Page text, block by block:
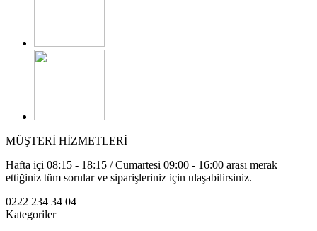
MÜŞTERİ HİZMETLERİ
Hafta içi 08:15 - 18:15 / Cumartesi 09:00 - 16:00 arası merak
ettiğiniz tüm sorular ve siparişleriniz için ulaşabilirsiniz.
0222 234 34 04
Kategoriler